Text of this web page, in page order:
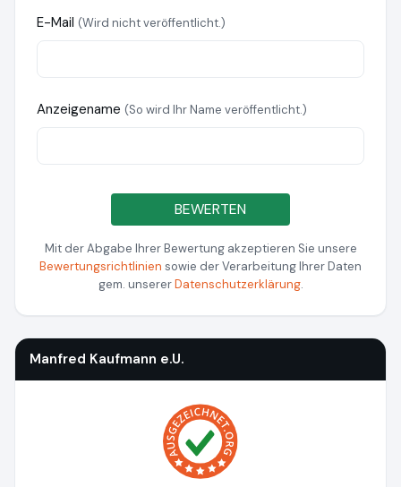
E-Mail (Wird nicht veröffentlicht.)
Anzeigename (So wird Ihr Name veröffentlicht.)
BEWERTEN
Mit der Abgabe Ihrer Bewertung akzeptieren Sie unsere
Bewertungsrichtlinien sowie der Verarbeitung Ihrer Daten
gem. unsererDatenschutzerklärung.
Manfred Kaufmann e.U.